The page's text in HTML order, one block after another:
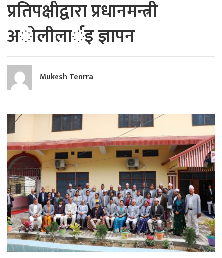
प्रतिपक्षीद्वारा प्रधानमन्त्री
अाेलीलार्इ ज्ञापन
Mukesh Tenrra